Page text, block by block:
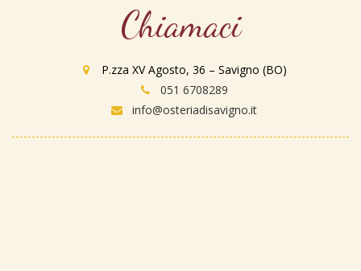
Chiamaci
P.zza XV Agosto, 36 – Savigno (BO)
051 6708289
info@osteriadisavigno.it